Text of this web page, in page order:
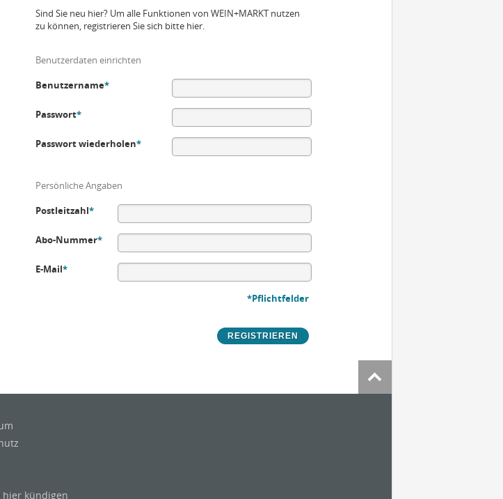
Sind Sie neu hier? Um alle Funktionen von WEIN+MARKT nutzen
zu können, registrieren Sie sich bitte hier.
Benutzerdaten einrichten
Benutzername*
Passwort*
Passwort wiederholen*
Persönliche Angaben
Postleitzahl*
Abo-Nummer*
E-Mail*
*Pflichtfelder
hier kündigen